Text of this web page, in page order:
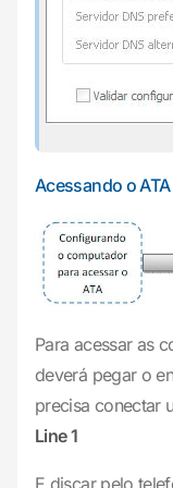
Acessando o ATA
Para acessar as
deverá pegar o
precisa conectar
Line 1
E discar pelo